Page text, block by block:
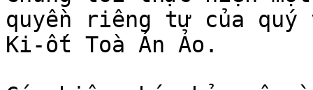
quyền riêng tư của
Ki-ốt Toà Án Ảo.